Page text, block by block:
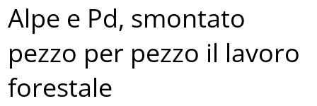
Alpe e Pd, smontato
pezzo per pezzo il lavoro
forestale